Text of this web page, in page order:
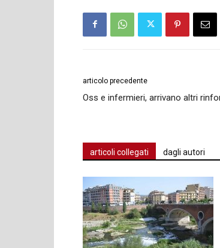
articolo precedente
Oss e infermieri, arrivano altri
articoli collegati dagli autori